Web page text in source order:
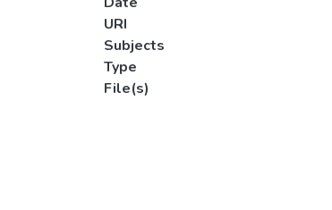
URI
Subjects
Type
File(s)